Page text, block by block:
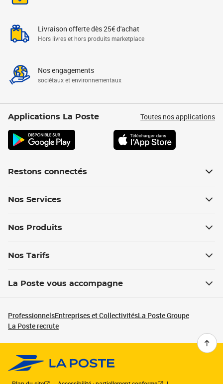
Livraison offerte dès 25€ d'achat
Hors livres et hors produits marketplace
Nos engagements
sociétaux et environnementaux
Applications La Poste Toutes nos applications
Restons connectés
Nos Services
Nos Produits
Nos Tarifs
La Poste vous accompagne
ProfessionnelsEntreprises et CollectivitésLa Poste Groupe
La Poste recrute